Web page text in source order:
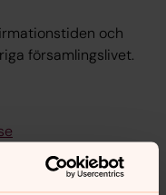
och
församlingslivet.
08-541 717 09